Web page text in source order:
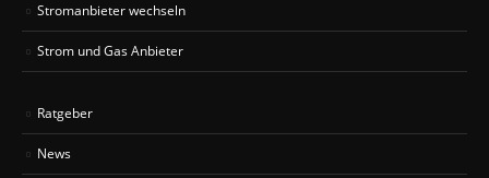
Stromanbieter wechseln
Strom und Gas Anbieter
Ratgeber
News